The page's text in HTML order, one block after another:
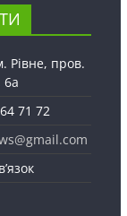
Рівне, пров.
6а
71 72